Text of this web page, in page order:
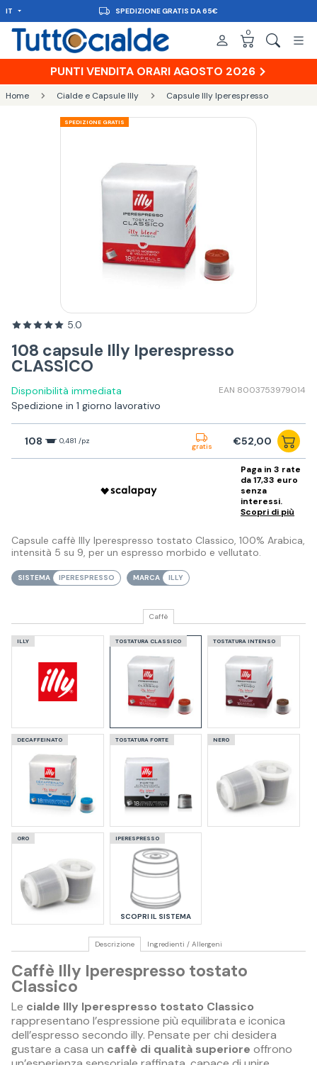
IT CONSEGNA IN 48H
0
PUNTI VENDITA ORARI AGOSTO 2026
Home Cialde e Capsule Illy Capsule Illy Iperespresso
SPEDIZIONE GRATIS
5.0
108 capsule Illy Iperespresso
CLASSICO
Disponibilità immediata EAN 8003753979014
Spedizione in 1 giorno lavorativo
108 0,481 /pz
gratis €52,00
Paga in 3 rate
da 17,33 euro
senza
interessi.
Scopri di più
Capsule caffè Illy Iperespresso tostato Classico, 100% Arabica,
intensità 5 su 9, per un espresso morbido e vellutato.
SISTEMA IPERESPRESSO MARCA ILLY
Caffè
ILLY TOSTATURA CLASSICO TOSTATURA INTENSO
DECAFFEINATO TOSTATURA FORTE NERO
ORO IPERESPRESSO
SCOPRI IL SISTEMA
Descrizione Ingredienti / Allergeni
Caffè Illy Iperespresso tostato
Classico
Le cialde Illy Iperespresso tostato Classico
rappresentano l’espressione più equilibrata e iconica
dell’espresso secondo illy. Pensate per chi desidera
gustare a casa un caffè di qualità superiore offrono